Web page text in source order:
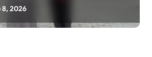
Tahun 2026 di
8, 2026